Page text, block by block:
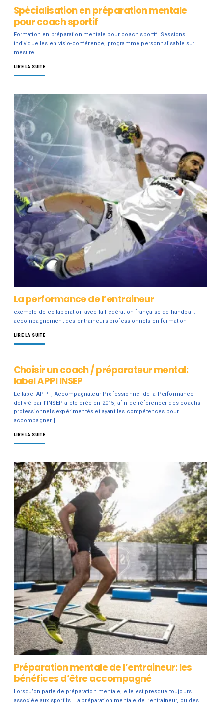
Spécialisation en préparation mentale
pour coach sportif
Formation en préparation mentale pour coach sportif. Sessions
individuelles en visio-conférence, programme personnalisable sur
mesure.
LIRE LA SUITE
La performance de l’entraineur
exemple de collaboration avec la Fédération française de handball:
accompagnement des entraineurs professionnels en formation
LIRE LA SUITE
Choisir un coach / préparateur mental:
label APPI INSEP
Le label APPI , Accompagnateur Professionnel de la Performance
délivré par l’INSEP a été crée en 2015, afin de référencer des coachs
professionnels expérimentés et ayant les compétences pour
accompagner […]
LIRE LA SUITE
Préparation mentale de l’entraineur: les
bénéfices d’être accompagné
Lorsqu’on parle de préparation mentale, elle est presque toujours
associée aux sportifs. La préparation mentale de l’entraineur, ou des